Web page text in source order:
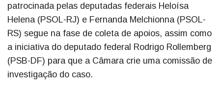
patrocinada pelas deputadas federais Heloísa
Helena (PSOL-RJ) e Fernanda Melchionna (PSOL-
RS) segue na fase de coleta de apoios, assim como
a iniciativa do deputado federal Rodrigo Rollemberg
(PSB-DF) para que a Câmara crie uma comissão de
investigação do caso.